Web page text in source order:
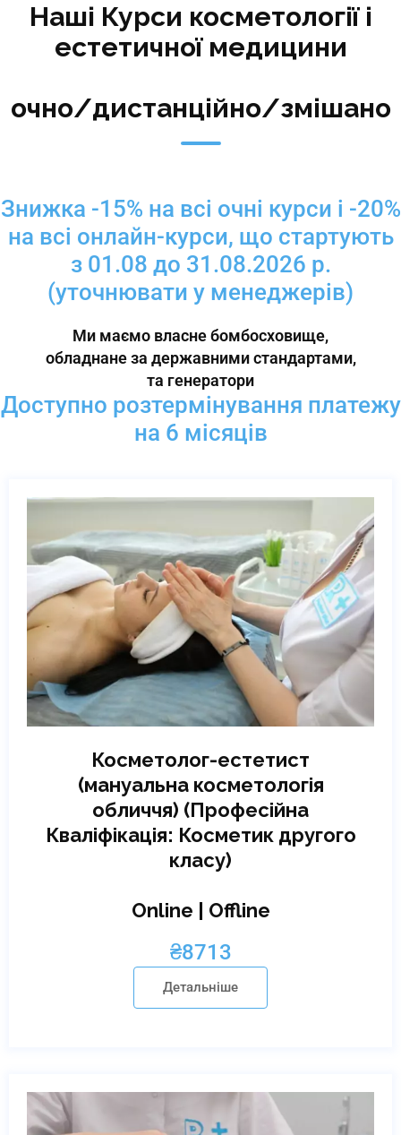
Наші Курси косметології і
естетичної медицини
очно/дистанційно/змішано
Знижка -15% на всі очні курси і -20%
на всі онлайн-курси, що стартують
з 01.08 до 31.08.2026 р.
(уточнювати у менеджерів)
Ми маємо власне бомбосховище,
обладнане за державними стандартами,
та генератори
Доступно розтермінування платежу
на 6 місяців
Косметолог-естетист
(мануальна косметологія
обличчя) (Професійна
Кваліфікація: Косметик другого
класу)
Online | Offline
₴8713
Детальніше